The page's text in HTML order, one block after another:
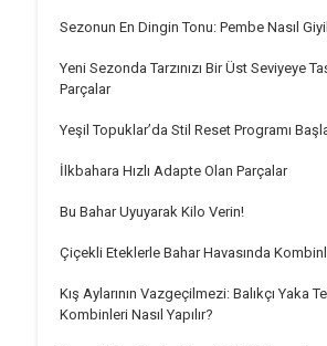
Sezonun En Dingin Tonu: Pembe Nasıl
Yeni Sezonda Tarzınızı Bir Üst Seviyeye
Parçalar
Yeşil Topuklar’da Stil Reset Programı
İlkbahara Hızlı Adapte Olan Parçalar
Bu Bahar Uyuyarak Kilo Verin!
Çiçekli Eteklerle Bahar Havasında
Kış Aylarının Vazgeçilmezi: Balıkçı Yaka
Kombinleri Nasıl Yapılır?